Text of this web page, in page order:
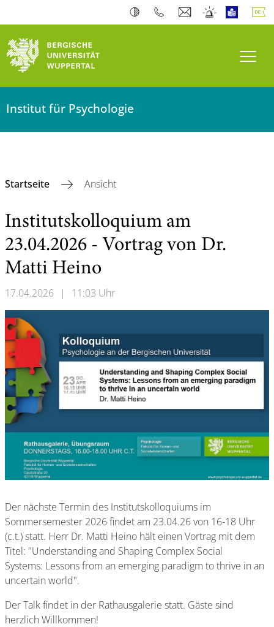
Institut für Psychologie
Startseite Ansicht
Institutskolloquium am
23.04.2026 - Vortrag von Dr.
Matti Heino
17.04.2026 | 11:03 Uhr
Der nächste Termin des Institutskolloquiums im
Sommersemester 2026 findet am 23.04.26 von 16-18 Uhr
(c.t.) statt. Herr Dr. Matti Heino hält einen Vortrag mit dem
Titel: "Understanding and Shaping Complex Social
Systems: Lessons from an emerging paradigm to thrive in an
uncertain world".
Der Talk findet in der Rathausgalerie statt. Gäste sind
herzlich Willkommen!